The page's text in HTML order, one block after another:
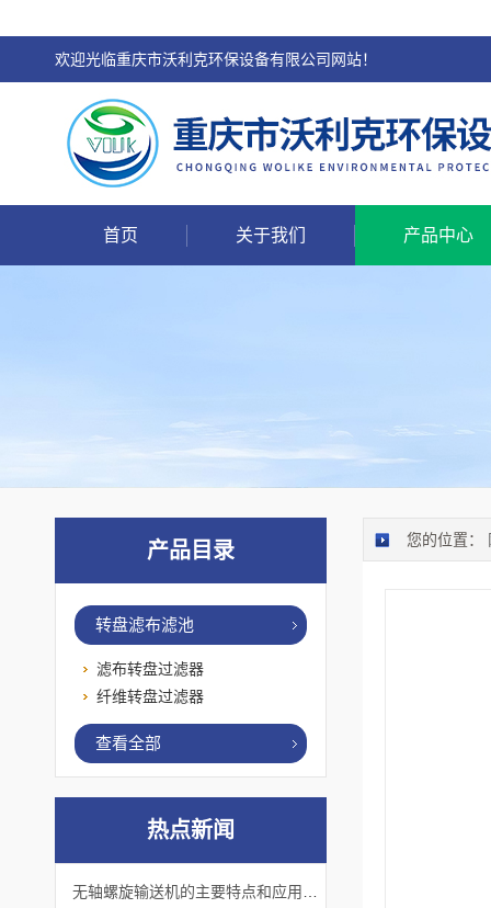
欢迎光临重庆市沃利克环保设备有限公司网站！
首页 关于我们 产品中心
您的位置：
产品目录
转盘滤布滤池
滤布转盘过滤器
纤维转盘过滤器
查看全部
热点新闻